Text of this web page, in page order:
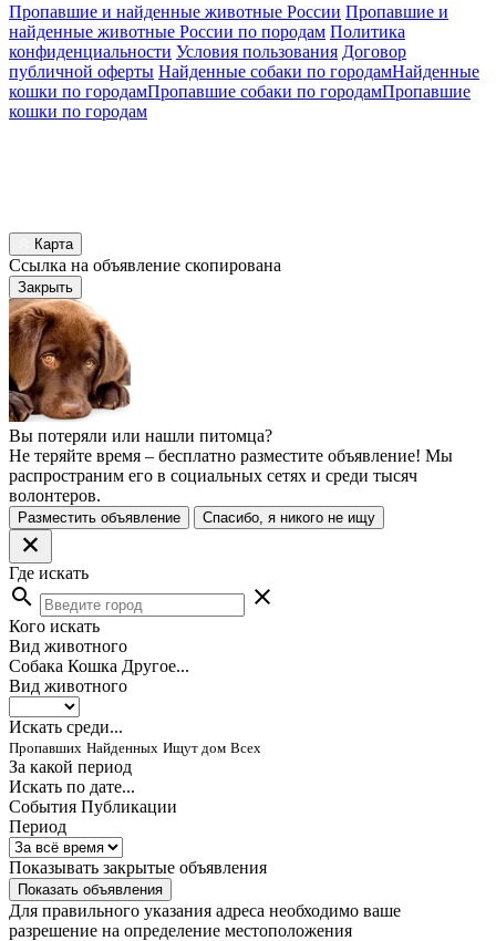
Пропавшие и найденные животные России Пропавшие и
найденные животные России по породам Политика
конфиденциальности Условия пользования Договор
публичной оферты Найденные собаки по городамНайденные
кошки по городамПропавшие собаки по городамПропавшие
кошки по городам
Карта
Ссылка на объявление скопирована
Закрыть
Вы потеряли или нашли питомца?
Не теряйте время – бесплатно разместите объявление! Мы
распространим его в социальных сетях и среди тысяч
волонтеров.
Разместить объявление Спасибо, я никого не ищу
Где искать
search close
Кого искать
Вид животного
Собака Кошка Другое...
Вид животного
Искать среди...
Пропавших Найденных Ищут дом Всех
За какой период
Искать по дате...
События Публикации
Период
Показывать закрытые объявления
Показать объявления
Для правильного указания адреса необходимо ваше
разрешение на определение местоположения